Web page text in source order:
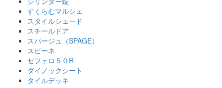
すくらむマルシェ
スタイルシェード
スチールドア
スパージュ（SPAGE）
スピーネ
ゼフェロ５０R
ダイノックシート
タイルデッキ